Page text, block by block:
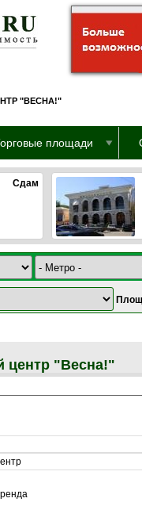
"ВЕСНА!"
площади
Сдам
центр "Весна!"